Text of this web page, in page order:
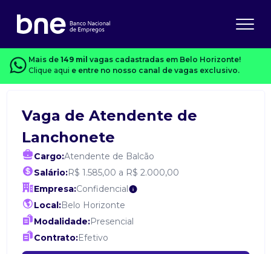
Mais de 149 mil vagas cadastradas em Belo Horizonte!
Clique aqui e entre no nosso canal de vagas exclusivo.
Vaga de Atendente de
Lanchonete
Cargo:Atendente de Balcão
Salário:R$ 1.585,00 a R$ 2.000,00
Empresa:Confidencial
Local:Belo Horizonte
Modalidade:Presencial
Contrato:Efetivo